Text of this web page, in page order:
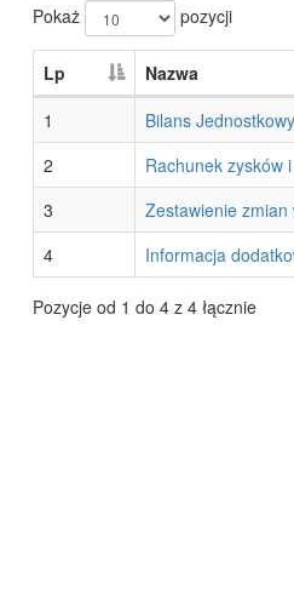
Pokaż pozycji
Lp Nazwa
1
Bilans Jednostkowy
2
Rachunek zysków
3
Zestawienie
4
Informacja
Pozycje od 1 do 4 z 4 łącznie